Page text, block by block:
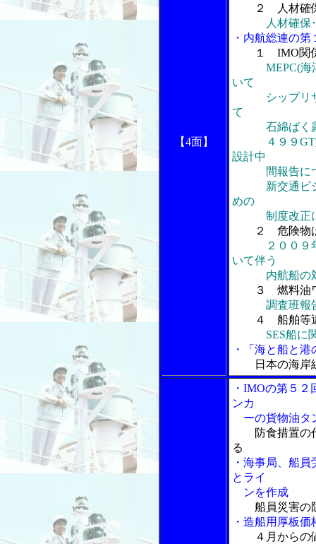
【4面】
２ 人材確
人材確保
・内航総連の
１ IMO関
MEPC(海
いて
シップリサ
て
石綿ばく露
４９９GT型
設計中
間報告に
新交通ビジ
めの
制度改正に
２ 危険物
２００
いて伴う
内航船の対
３ 燃料油
調査班報
４ 船舶等
SES船に
・「海と船と
日本の海岸
・IMOの第５
ンカ
ーの貨物油タ
防食措置の
る
・海事局、船
とライ
ンを作成
船員災害の
・造船用厚板
４月からの